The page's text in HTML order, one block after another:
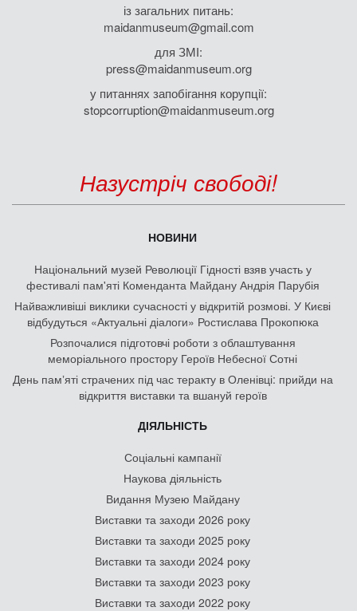
із загальних питань:
maidanmuseum@gmail.com
для ЗМІ:
press@maidanmuseum.org
у питаннях запобігання корупції:
stopcorruption@maidanmuseum.org
Назустріч свободі!
НОВИНИ
Національний музей Революції Гідності взяв участь у
фестивалі пам'яті Коменданта Майдану Андрія Парубія
Найважливіші виклики сучасності у відкритій розмові. У Києві
відбудуться «Актуальні діалоги» Ростислава Прокопюка
Розпочалися підготовчі роботи з облаштування
меморіального простору Героїв Небесної Сотні
День памʼяті страчених під час теракту в Оленівці: прийди на
відкриття виставки та вшануй героїв
ДІЯЛЬНІСТЬ
Соціальні кампанії
Наукова діяльність
Видання Музею Майдану
Виставки та заходи 2026 року
Виставки та заходи 2025 року
Виставки та заходи 2024 року
Виставки та заходи 2023 року
Виставки та заходи 2022 року